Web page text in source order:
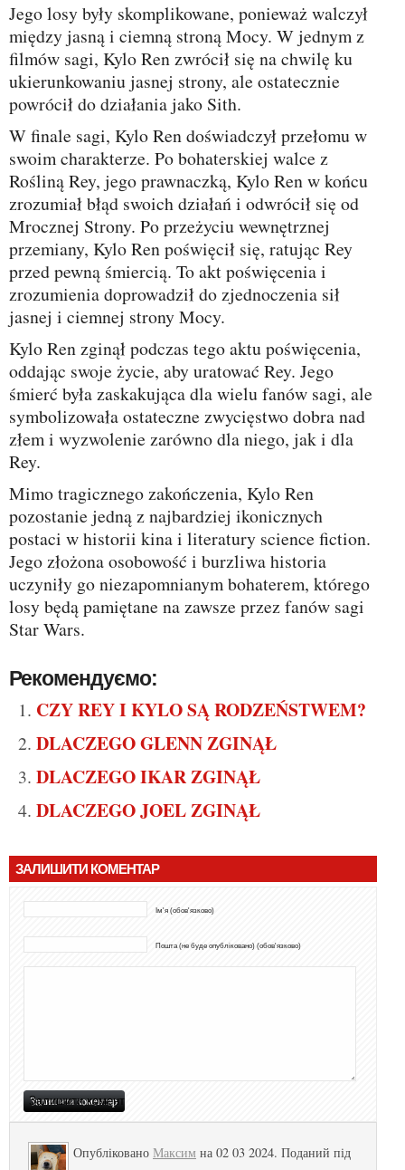
Jego losy były skomplikowane, ponieważ walczył
między jasną i ciemną stroną Mocy. W jednym z
filmów sagi, Kylo Ren zwrócił się na chwilę ku
ukierunkowaniu jasnej strony, ale ostatecznie
powrócił do działania jako Sith.
W finale sagi, Kylo Ren doświadczył przełomu w
swoim charakterze. Po bohaterskiej walce z
Rośliną Rey, jego prawnaczką, Kylo Ren w końcu
zrozumiał błąd swoich działań i odwrócił się od
Mrocznej Strony. Po przeżyciu wewnętrznej
przemiany, Kylo Ren poświęcił się, ratując Rey
przed pewną śmiercią. To akt poświęcenia i
zrozumienia doprowadził do zjednoczenia sił
jasnej i ciemnej strony Mocy.
Kylo Ren zginął podczas tego aktu poświęcenia,
oddając swoje życie, aby uratować Rey. Jego
śmierć była zaskakująca dla wielu fanów sagi, ale
symbolizowała ostateczne zwycięstwo dobra nad
złem i wyzwolenie zarówno dla niego, jak i dla
Rey.
Mimo tragicznego zakończenia, Kylo Ren
pozostanie jedną z najbardziej ikonicznych
postaci w historii kina i literatury science fiction.
Jego złożona osobowość i burzliwa historia
uczyniły go niezapomnianym bohaterem, którego
losy będą pamiętane na zawsze przez fanów sagi
Star Wars.
Рекомендуємо:
CZY REY I KYLO SĄ RODZEŃSTWEM?
DLACZEGO GLENN ZGINĄŁ
DLACZEGO IKAR ZGINĄŁ
DLACZEGO JOEL ZGINĄŁ
ЗАЛИШИТИ КОМЕНТАР
Ім'я (обов'язково)
Пошта (не буде опубліковано) (обов'язково)
Опубліковано Максим на 02 03 2024. Поданий під